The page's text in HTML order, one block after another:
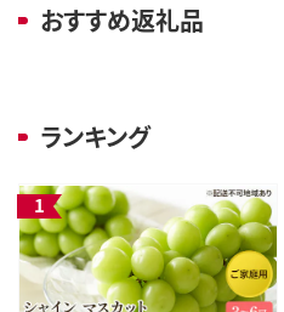
おすすめ返礼品
ランキング